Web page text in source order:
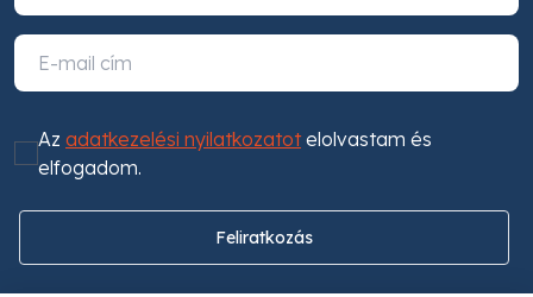
Az adatkezelési nyilatkozatotelolvastam és
elfogadom.
Feliratkozás